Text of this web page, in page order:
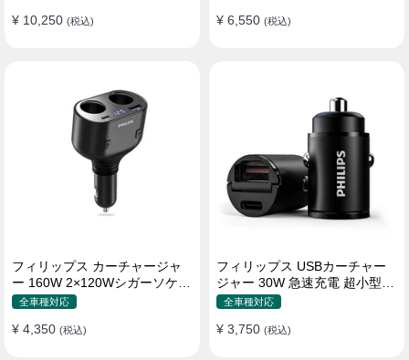
¥ 10,250 (税込) ¥ 6,550 (税込)
フィリップス カーチャージャ
ー 160W 2×120Wシガーソケッ
ト おしゃれ
全車種対応
¥ 4,350 (税込)
フィリップス USBカーチャー
ジャー 30W 急速充電 超小型設
計 おしゃれ シガーソケット
全車種対応
¥ 3,750 (税込)